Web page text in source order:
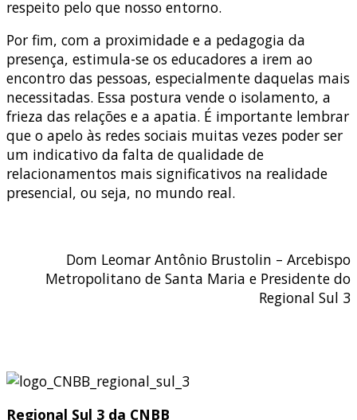
respeito pelo que nosso entorno.
Por fim, com a proximidade e a pedagogia da
presença, estimula-se os educadores a irem ao
encontro das pessoas, especialmente daquelas mais
necessitadas. Essa postura vende o isolamento, a
frieza das relações e a apatia. É importante lembrar
que o apelo às redes sociais muitas vezes poder ser
um indicativo da falta de qualidade de
relacionamentos mais significativos na realidade
presencial, ou seja, no mundo real.
Dom Leomar Antônio Brustolin – Arcebispo
Metropolitano de Santa Maria e Presidente do
Regional Sul 3
Regional Sul 3 da CNBB